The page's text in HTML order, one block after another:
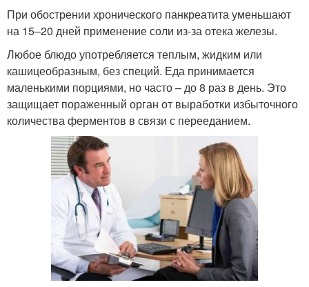
При обострении хронического панкреатита уменьшают
на 15–20 дней применение соли из-за отека железы.
Любое блюдо употребляется теплым, жидким или
кашицеобразным, без специй. Еда принимается
маленькими порциями, но часто – до 8 раз в день. Это
защищает пораженный орган от выработки избыточного
количества ферментов в связи с перееданием.